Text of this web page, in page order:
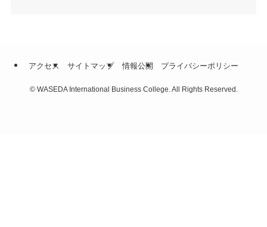
アクセス サイトマップ 情報公開 プライバシーポリシー
©WASEDA International Business College. All Rights Reserved.